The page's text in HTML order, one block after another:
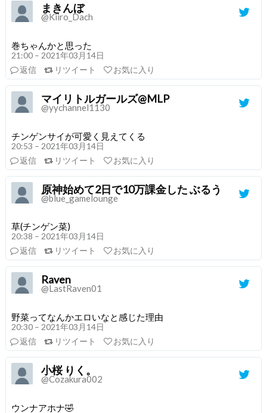
まきんぼ
@Kiiro_Dach
巻ちゃんかと思った
21:00 – 2021年03月14日
返信
リツイート お気に入り
マイリトルガールズ@MLP
@yychannel1130
チンゲンサイが可愛く見えてくる
20:53 – 2021年03月14日
返信
リツイート お気に入り
原神始めて2日で10万課金した ぶるう
@blue_gamelounge
草(チンゲン菜)
20:38 – 2021年03月14日
返信
リツイート お気に入り
Raven
@LastRaven01
野菜ってなんかエロいなと感じた理由
20:30 – 2021年03月14日
返信
リツイート お気に入り
小桜 りく。
@Cozakura002
ウンナアホナ🤣